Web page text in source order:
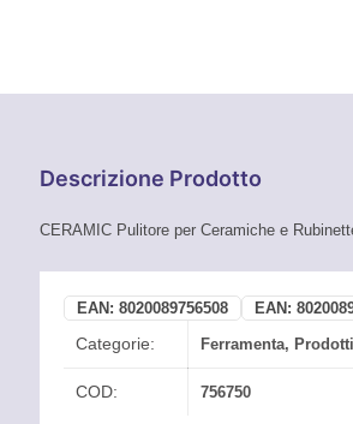
Descrizione Prodotto
CERAMIC Pulitore per Ceramiche e
EAN: 8020089756508 EAN:
Categorie: Ferramenta,
COD: 756750